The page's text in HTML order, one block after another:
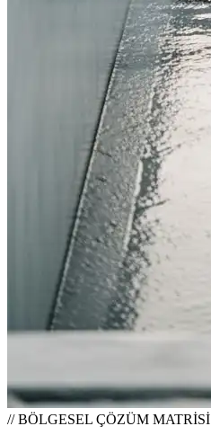
// BÖLGESEL ÇÖZÜM MATRİSİ